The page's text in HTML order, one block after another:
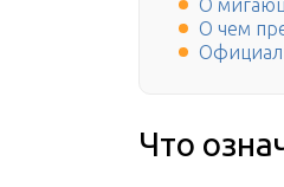
О
О чем
Что